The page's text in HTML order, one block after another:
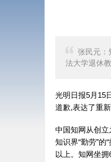
张民元：
法大学退休
光明日报5月15
道歉,表达了重
中国知网从创立
知识界“勤劳”
以上。知网坐拥